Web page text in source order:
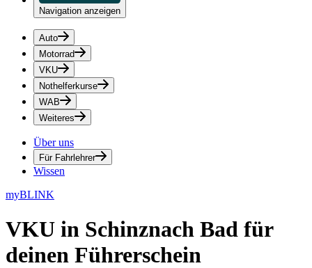
Navigation anzeigen
Auto
Motorrad
VKU
Nothelferkurse
WAB
Weiteres
Über uns
Für Fahrlehrer
Wissen
myBLINK
VKU in Schinznach Bad für
deinen Führerschein